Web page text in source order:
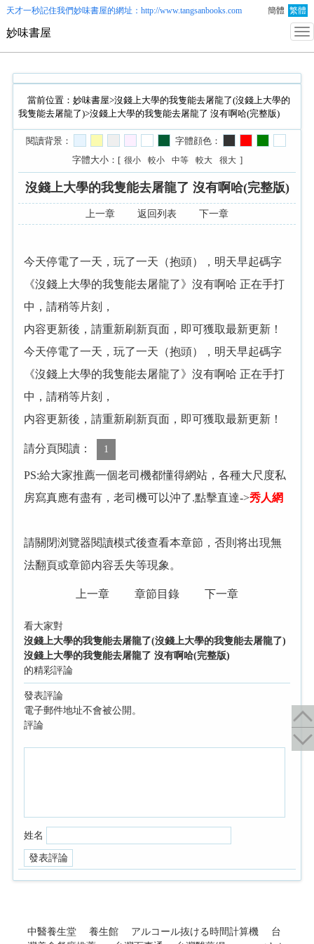
天才一秒記住我們妙味書屋的網址：http://www.tangsanbooks.com 簡體 繁體
妙味書屋
當前位置： 妙味書屋>沒錢上大學的我隻能去屠龍了(沒錢上大學的
我隻能去屠龍了)>沒錢上大學的我隻能去屠龍了 沒有啊哈(完整版)
閱讀背景：
字體顔色：
字體大小：[ 很小 較小 中等 較大 很大 ]
沒錢上大學的我隻能去屠龍了 沒有啊哈(完整版)
上一章 返回列表 下一章
今天停電了一天，玩了一天（抱頭），明天早起碼字
《沒錢上大學的我隻能去屠龍了》沒有啊哈 正在手打
中，請稍等片刻，
内容更新後，請重新刷新頁面，即可獲取最新更新！
今天停電了一天，玩了一天（抱頭），明天早起碼字
《沒錢上大學的我隻能去屠龍了》沒有啊哈 正在手打
中，請稍等片刻，
内容更新後，請重新刷新頁面，即可獲取最新更新！
請分頁閱讀： 1
PS:給大家推薦一個老司機都懂得網站，各種大尺度私
房寫真應有盡有，老司機可以沖了.點擊直達->秀人網
請關閉浏覽器閱讀模式後查看本章節，否則将出現無
法翻頁或章節内容丢失等現象。
上一章 章節目錄 下一章
看大家對
沒錢上大學的我隻能去屠龍了(沒錢上大學的我隻能去屠龍了)
沒錢上大學的我隻能去屠龍了 沒有啊哈(完整版)
的精彩評論
發表評論
電子郵件地址不會被公開。
評論
姓名
中醫養生堂 養生館 アルコール抜ける時間計算機
台